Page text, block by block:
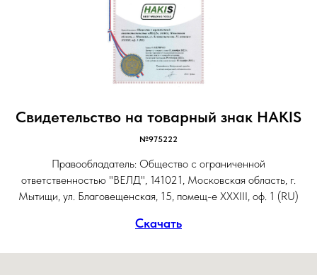
Свидетельство на товарный знак HAKIS
№975222
Правообладатель: Общество с ограниченной
ответственностью "ВЕЛД", 141021, Московская область, г.
Мытищи, ул. Благовещенская, 15, помещ-е XXXIII, оф. 1 (RU)
Скачать